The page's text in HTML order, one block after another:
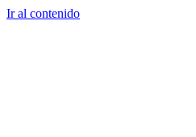
Ir al contenido